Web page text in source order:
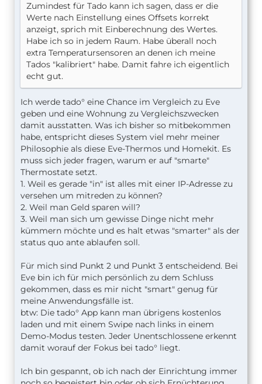
Zumindest für Tado kann ich sagen, dass er die
Werte nach Einstellung eines Offsets korrekt
anzeigt, sprich mit Einberechnung des Wertes.
Habe ich so in jedem Raum. Habe überall noch
extra Temperatursensoren an denen ich meine
Tados "kalibriert" habe. Damit fahre ich eigentlich
echt gut.
Ich werde tado° eine Chance im Vergleich zu Eve
geben und eine Wohnung zu Vergleichszwecken
damit ausstatten. Was ich bisher so mitbekommen
habe, entspricht dieses System viel mehr meiner
Philosophie als diese Eve-Thermos und Homekit. Es
muss sich jeder fragen, warum er auf "smarte"
Thermostate setzt.
1. Weil es gerade "in" ist alles mit einer IP-Adresse zu
versehen um mitreden zu können?
2. Weil man Geld sparen will?
3. Weil man sich um gewisse Dinge nicht mehr
kümmern möchte und es halt etwas "smarter" als der
status quo ante ablaufen soll.
Für mich sind Punkt 2 und Punkt 3 entscheidend. Bei
Eve bin ich für mich persönlich zu dem Schluss
gekommen, dass es mir nicht "smart" genug für
meine Anwendungsfälle ist.
btw: Die tado° App kann man übrigens kostenlos
laden und mit einem Swipe nach links in einem
Demo-Modus testen. Jeder Unentschlossene erkennt
damit worauf der Fokus bei tado° liegt.
Ich bin gespannt, ob ich nach der Einrichtung immer